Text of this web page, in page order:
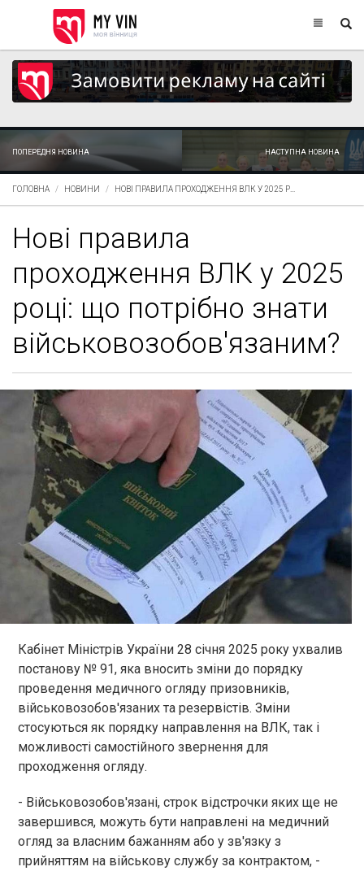
ПОПЕРЕДНЯ НОВИНА НАСТУПНА НОВИНА
ГОЛОВНА НОВИНИ НОВІ ПРАВИЛА ПРОХОДЖЕННЯ ВЛК У 2025 Р...
Нові правила
проходження ВЛК у 2025
році: що потрібно знати
військовозобов'язаним?
Кабінет Міністрів України 28 січня 2025 року ухвалив
постанову № 91, яка вносить зміни до порядку
проведення медичного огляду призовників,
військовозобов'язаних та резервістів. Зміни
стосуються як порядку направлення на ВЛК, так і
можливості самостійного звернення для
проходження огляду.
- Військовозобов'язані, строк відстрочки яких ще не
завершився, можуть бути направлені на медичний
огляд за власним бажанням або у зв'язку з
прийняттям на військову службу за контрактом, -